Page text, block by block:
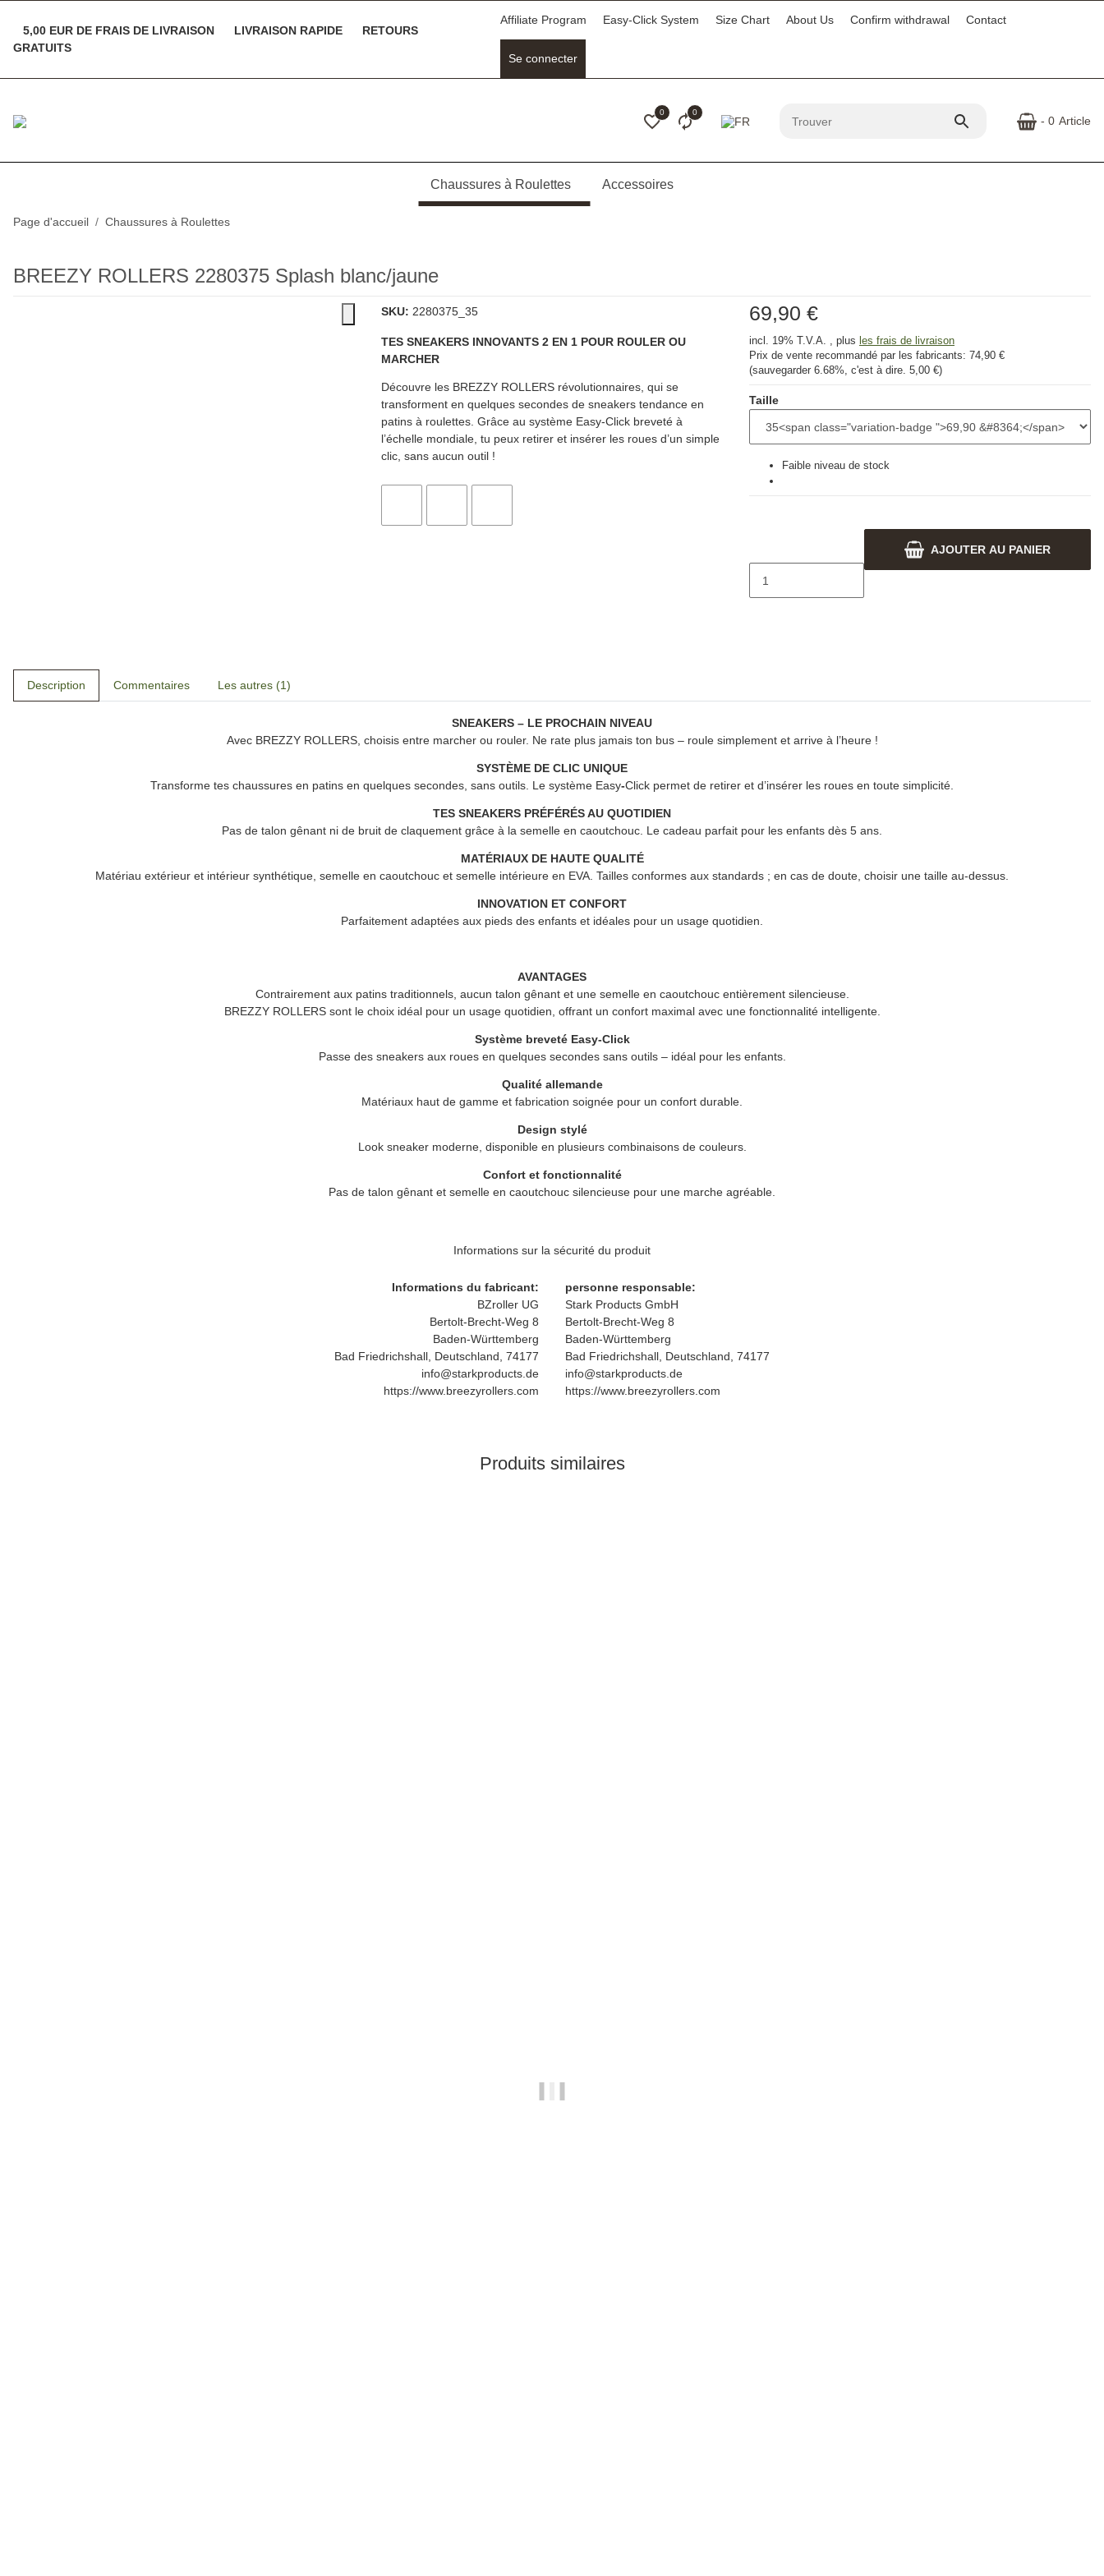
5,00 EUR DE FRAIS DE LIVRAISON LIVRAISON RAPIDE
RETOURS
GRATUITS
Affiliate Program Easy-Click System Size Chart About Us Confirm withdrawal Contact
Se connecter
0 0
- 0 Article
Chaussures à Roulettes Accessoires
Page d'accueil Chaussures à Roulettes
BREEZY ROLLERS 2280375 Splash blanc/jaune
SKU: 2280375_35
TES SNEAKERS INNOVANTS 2 EN 1 POUR ROULER OU
MARCHER
Découvre les BREZZY ROLLERS révolutionnaires, qui se
transforment en quelques secondes de sneakers tendance en
patins à roulettes. Grâce au système Easy-Click breveté à
l’échelle mondiale, tu peux retirer et insérer les roues d’un simple
clic, sans aucun outil !
Faible niveau de stock
69,90 €
incl. 19% T.V.A. , plus les frais de livraison
Prix ​​de vente recommandé par les fabricants: 74,90 €
(sauvegarder 6.68%, c'est à dire. 5,00 €)
Taille
AJOUTER AU PANIER
Description Commentaires Les autres (1)
SNEAKERS – LE PROCHAIN NIVEAU
Avec BREZZY ROLLERS, choisis entre marcher ou rouler. Ne rate plus jamais ton bus – roule simplement et arrive à l’heure !
SYSTÈME DE CLIC UNIQUE
Transforme tes chaussures en patins en quelques secondes, sans outils. Le système Easy-Click permet de retirer et d’insérer les roues en toute simplicité.
TES SNEAKERS PRÉFÉRÉS AU QUOTIDIEN
Pas de talon gênant ni de bruit de claquement grâce à la semelle en caoutchouc. Le cadeau parfait pour les enfants dès 5 ans.
MATÉRIAUX DE HAUTE QUALITÉ
Matériau extérieur et intérieur synthétique, semelle en caoutchouc et semelle intérieure en EVA. Tailles conformes aux standards ; en cas de doute, choisir une taille au-dessus.
INNOVATION ET CONFORT
Parfaitement adaptées aux pieds des enfants et idéales pour un usage quotidien.
AVANTAGES
Contrairement aux patins traditionnels, aucun talon gênant et une semelle en caoutchouc entièrement silencieuse.
BREZZY ROLLERSsont le choix idéal pour un usage quotidien, offrant un confort maximal avec une fonctionnalité intelligente.
Système breveté Easy-Click
Passe des sneakers aux roues en quelques secondes sans outils – idéal pour les enfants.
Qualité allemande
Matériaux haut de gamme et fabrication soignée pour un confort durable.
Design stylé
Look sneaker moderne, disponible en plusieurs combinaisons de couleurs.
Confort et fonctionnalité
Pas de talon gênant et semelle en caoutchouc silencieuse pour une marche agréable.
Informations sur la sécurité du produit
Informations du fabricant:
BZroller UG
Bertolt-Brecht-Weg 8
Baden-Württemberg
Bad Friedrichshall, Deutschland, 74177
info@starkproducts.de
https://www.breezyrollers.com
personne responsable:
Stark Products GmbH
Bertolt-Brecht-Weg 8
Baden-Württemberg
Bad Friedrichshall, Deutschland, 74177
info@starkproducts.de
https://www.breezyrollers.com
Produits similaires